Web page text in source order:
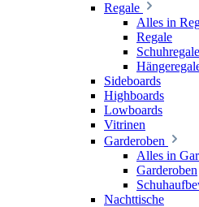
Regale
Alles in
Regale
Schuhregale
Sideboards
Highboards
Lowboards
Vitrinen
Garderoben
Alles in
Garderoben
Nachttische